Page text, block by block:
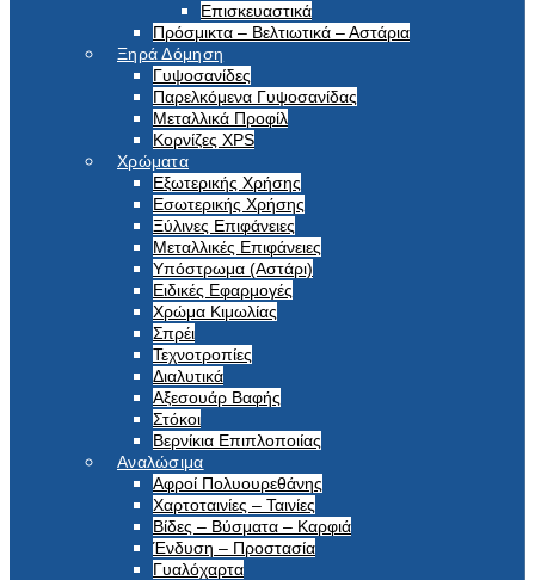
Επισκευαστικά
Πρόσμικτα – Βελτιωτικά – Αστάρια
Ξηρά Δόμηση
Γυψοσανίδες
Παρελκόμενα Γυψοσανίδας
Μεταλλικά Προφίλ
Κορνίζες XPS
Χρώματα
Εξωτερικής Χρήσης
Εσωτερικής Χρήσης
Ξύλινες Επιφάνειες
Μεταλλικές Επιφάνειες
Υπόστρωμα (Αστάρι)
Ειδικές Εφαρμογές
Χρώμα Κιμωλίας
Σπρέι
Τεχνοτροπίες
Διαλυτικά
Αξεσουάρ Βαφής
Στόκοι
Βερνίκια Επιπλοποιίας
Αναλώσιμα
Αφροί Πολυουρεθάνης
Χαρτοταινίες – Ταινίες
Βίδες – Βύσματα – Καρφιά
Ένδυση – Προστασία
Γυαλόχαρτα